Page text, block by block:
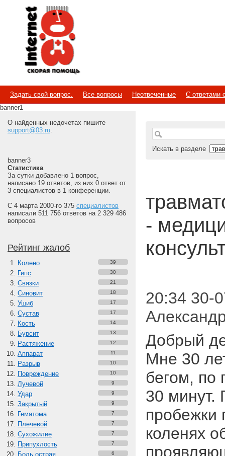
Internet
Скорая помощь
Задать свой вопрос. Все вопросы Неотвеченные
С ответами
banner1
О найденных недочетах пишите
support@03.ru.
banner3
Статистика
За сутки добавлено 1 вопрос,
написано 19 ответов, из них 0 ответ от
3 специалистов в 1 конференции.
С 4 марта 2000-го 375 специалистов
написали 511 756 ответов на 2 329 486
вопросов
Рейтинг жалоб
Колено 39
Гипс 30
Связки 21
Синовит 18
Ушиб 17
Сустав 17
Кость 14
Бурсит 13
Растяжение 12
Аппарат 11
Разрыв 10
Повреждение 10
Лучевой 9
Удар 9
Закрытый 9
Гематома 7
Плечевой 7
Сухожилие 7
Припухлость 7
Боль острая 6
Искать в разделе
-
20:34 30-
Добрый
Мне 30
бегом, по
30 минут.
пробежки
коленях